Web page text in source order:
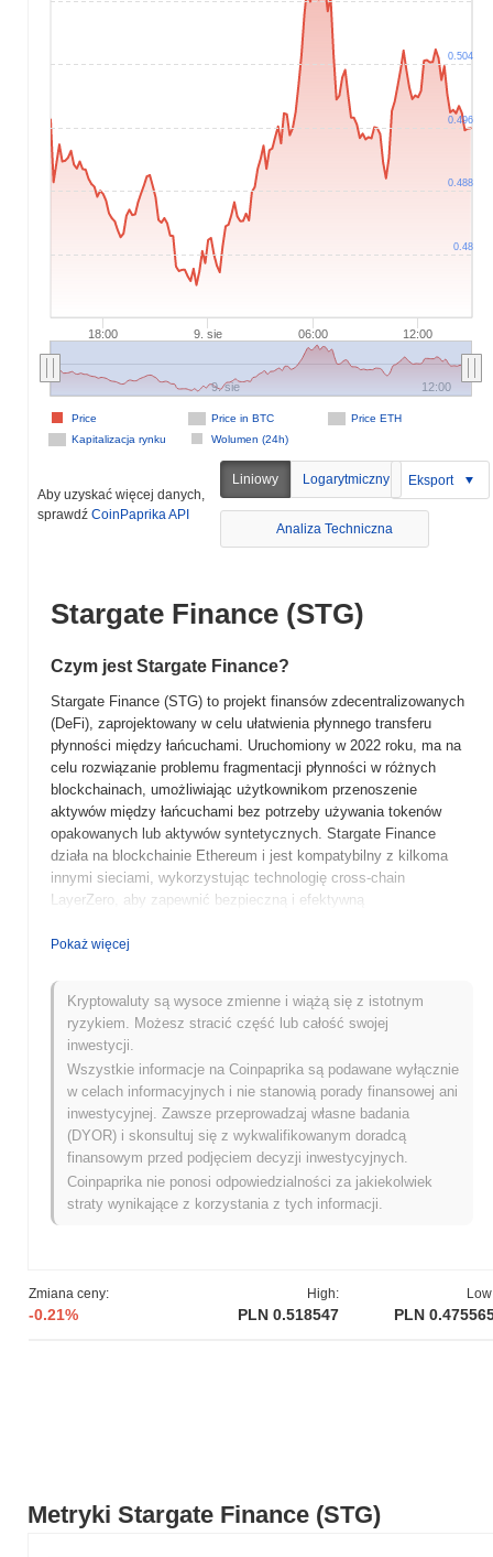
Metryki Stargate Finance (STG)
Zmiana ceny:
-0.21%
High:
PLN 0.518547 PLN
18:00 9. sie 06:00 12:00
Price in BTC
Price ETH
Kapitalizacja rynku
Wolumen (24h)
Price
9. sie 12:00
0.48
0.488
0.496
0.504
Aby uzyskać więcej danych,
sprawdź CoinPaprika API
Liniowy Logarytmiczny Eksport
Analiza Techniczna
Stargate Finance (STG)
Czym jest Stargate Finance?
Stargate Finance (STG) to projekt finansów zdecentralizowanych
(DeFi), zaprojektowany w celu ułatwienia płynnego transferu
płynności między łańcuchami. Uruchomiony w 2022 roku, ma na
celu rozwiązanie problemu fragmentacji płynności w różnych
blockchainach, umożliwiając użytkownikom przenoszenie
aktywów między łańcuchami bez potrzeby używania tokenów
opakowanych lub aktywów syntetycznych. Stargate Finance
działa na blockchainie Ethereum i jest kompatybilny z kilkoma
innymi sieciami, wykorzystując technologię cross-chain
LayerZero, aby zapewnić bezpieczną i efektywną
w ekosystemie, służąc jako token zarządzający, który pozwala
dotyczących rozwoju i operacji protokołu. Dodatkowo, STG może
być używany do stakowania, dostarczania płynności i zarabiania
nagród w ramach platformy. Stargate Finance wyróżnia się
modelem dostarczania płynności jednostronnej, który upraszcza
proces dla dostawców płynności, eliminując potrzebę
utrzymywania płynności na wielu łańcuchach. Ta innowacja
zwiększa użyteczność platformy i pozycjonuje ją jako
znaczącego gracza w przestrzeni DeFi, rozwiązując wyzwania
związane z płynnością między łańcuchami.
Kiedy i jak rozpoczęła się Stargate Finance?
ułatwia płynne transfery aktywów między różnymi blockchainami.
Faza testnetu Stargate Finance rozpoczęła się przed
bez potrzeby używania tokenów pośrednich. Początkowa
dystrybucja tokena Stargate Finance (STG) została
Pokaż więcej
Kryptowaluty są wysoce zmienne i wiążą się z istotnym
ryzykiem. Możesz stracić część lub całość swojej
inwestycji.
Wszystkie informacje na Coinpaprika są podawane wyłącznie
w celach informacyjnych i nie stanowią porady finansowej ani
inwestycyjnej. Zawsze przeprowadzaj własne badania
(DYOR) i skonsultuj się z wykwalifikowanym doradcą
finansowym przed podjęciem decyzji inwestycyjnych.
Coinpaprika nie ponosi odpowiedzialności za jakiekolwiek
straty wynikające z korzystania z tych informacji.